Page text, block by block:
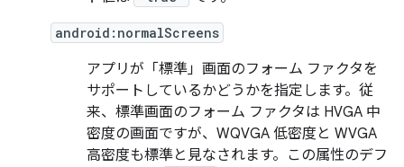
android:normalScreens
アプリが「標準」画面のフォーム ファクタを
サポートしているかどうかを指定します。従
来、標準画面のフォーム ファクタは HVGA 中
密度の画面ですが、WQVGA 低密度と WVGA
高密度も標準と見なされます。この属性のデフ